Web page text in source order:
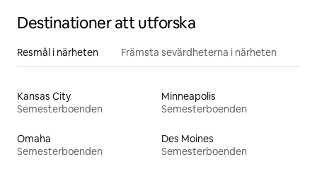
Destinationer att utforska
Resmål i närheten Främsta sevärdheterna i närheten
Kansas City
Semesterboenden
Minneapolis
Semesterboenden
Omaha
Semesterboenden
Des Moines
Semesterboenden